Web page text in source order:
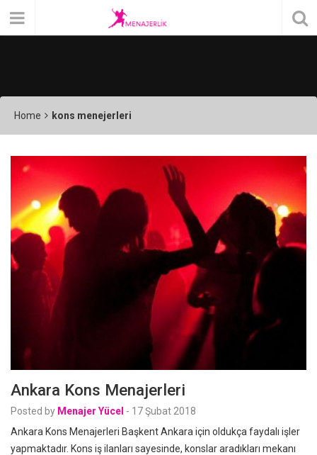
Home kons menejerleri
Ankara Kons Menajerleri
Posted by Menajer Yücel - 17 Şubat 2018
Ankara Kons Menajerleri Başkent Ankara için oldukça faydalı işler
yapmaktadır. Kons iş ilanları sayesinde, konslar aradıkları mekanı